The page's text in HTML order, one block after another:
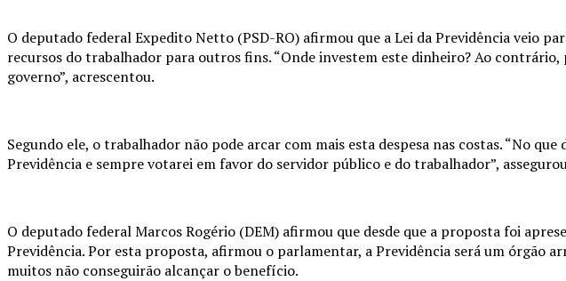
O deputado federal Expedito Netto (PSD-RO) afirmou que a Lei da Previdência veio
recursos do trabalhador para outros fins. “Onde investem este dinheiro? Ao
governo”, acrescentou.
Segundo ele, o trabalhador não pode arcar com mais esta despesa nas costas. “No
Previdência e sempre votarei em favor do servidor público e do trabalhador”,
O deputado federal Marcos Rogério (DEM) afirmou que desde que a proposta foi
Previdência. Por esta proposta, afirmou o parlamentar, a Previdência será um órgão
muitos não conseguirão alcançar o benefício.